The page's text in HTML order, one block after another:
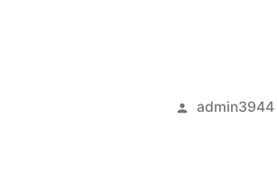
Publié
admin3944